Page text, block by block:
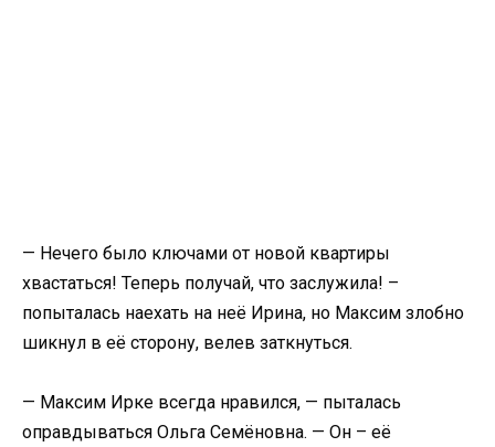
— Нечего было ключами от новой квартиры
хвастаться! Теперь получай, что заслужила! –
попыталась наехать на неё Ирина, но Максим злобно
шикнул в её сторону, велев заткнуться.
— Максим Ирке всегда нравился, — пыталась
оправдываться Ольга Семёновна. — Он – её